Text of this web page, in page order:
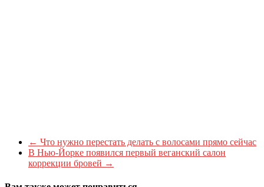
← Что нужно перестать делать с волосами прямо сейчас
В Нью-Йорке появился первый веганский салон
коррекции бровей →